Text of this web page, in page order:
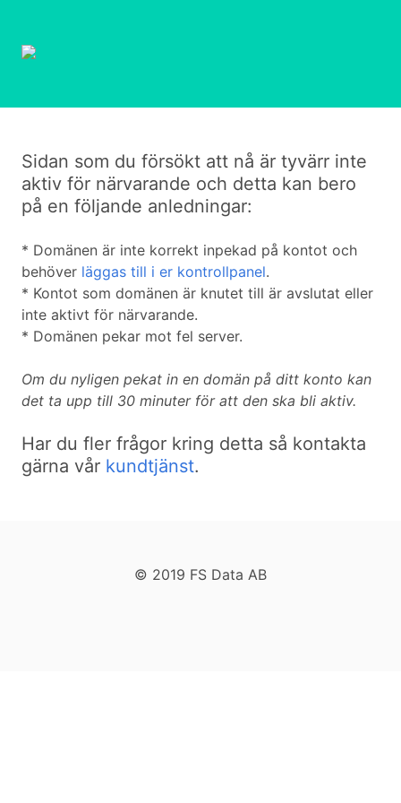
Sidan som du försökt att nå är tyvärr inte
aktiv för närvarande och detta kan bero
på en följande anledningar:
* Domänen är inte korrekt inpekad på kontot och
behöver läggas till i er kontrollpanel.
* Kontot som domänen är knutet till är avslutat eller
inte aktivt för närvarande.
* Domänen pekar mot fel server.
Om du nyligen pekat in en domän på ditt konto kan
det ta upp till 30 minuter för att den ska bli aktiv.
Har du fler frågor kring detta så kontakta
gärna vår kundtjänst.
© 2019 FS Data AB